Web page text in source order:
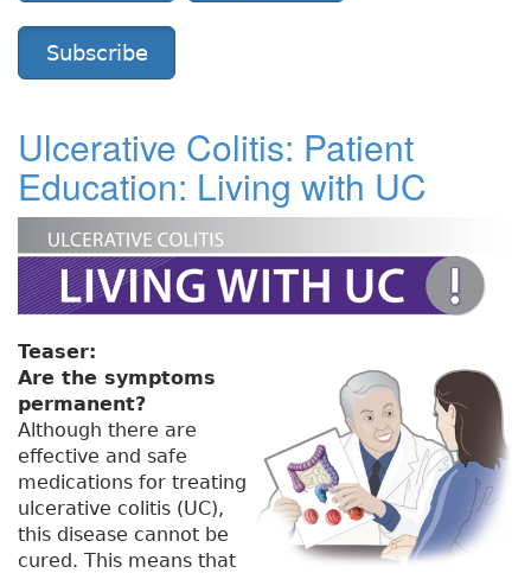
Subscribe
Ulcerative Colitis: Patient
Education: Living with UC
Teaser:
Are the symptoms
permanent?
Although there are
effective and safe
medications for treating
ulcerative colitis (UC),
this disease cannot be
cured. This means that